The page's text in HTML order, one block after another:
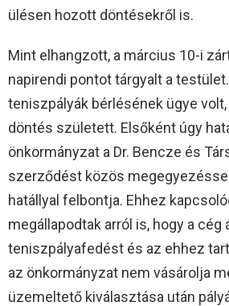
ülésen hozott döntésekről is.
Mint elhangzott, a március 10-i
napirendi pontot tárgyalt a
teniszpályák bérlésének ügye
döntés született. Elsőként úgy
önkormányzat a Dr. Bencze és
szerződést közös
hatállyal felbontja. Ehhez
megállapodtak arról is, hogy a
teniszpályafedést és az ehhez
az önkormányzat nem vásárolja
üzemeltető kiválasztása után